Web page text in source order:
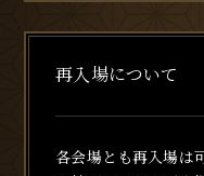
再入場について
各会場とも再入場は